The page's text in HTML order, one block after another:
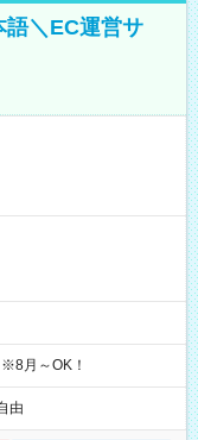
語＼EC運営サ
月～OK！
由